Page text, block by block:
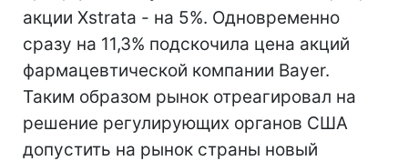
акции Xstrata - на 5%. Одновременно
сразу на 11,3% подскочила цена акций
фармацевтической компании Bayer.
Таким образом рынок отреагировал на
решение регулирующих органов США
допустить на рынок страны новый